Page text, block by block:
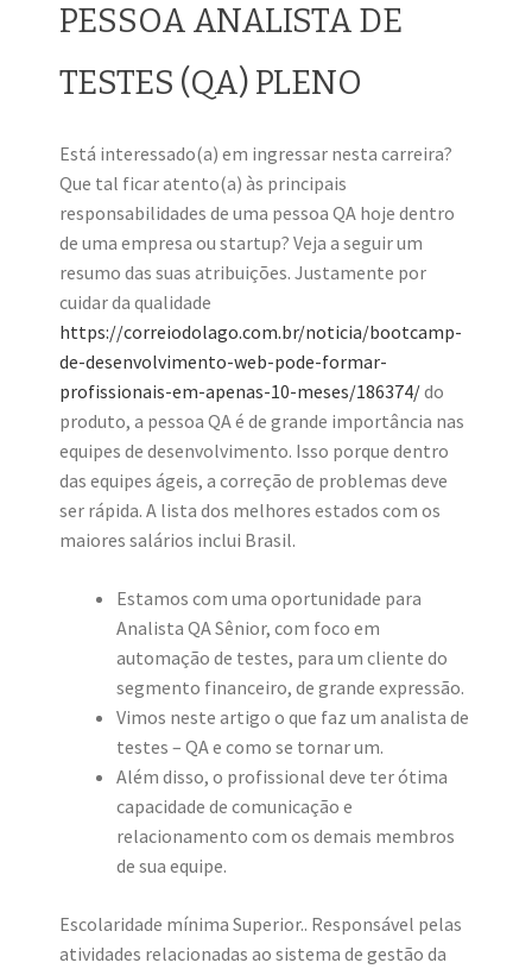
PESSOA ANALISTA DE
TESTES (QA) PLENO
Está interessado(a) em ingressar nesta carreira?
Que tal ficar atento(a) às principais
responsabilidades de uma pessoa QA hoje dentro
de uma empresa ou startup? Veja a seguir um
resumo das suas atribuições. Justamente por
cuidar da qualidade
https://correiodolago.com.br/noticia/bootcamp-
de-desenvolvimento-web-pode-formar-
profissionais-em-apenas-10-meses/186374/do
produto, a pessoa QA é de grande importância nas
equipes de desenvolvimento. Isso porque dentro
das equipes ágeis, a correção de problemas deve
ser rápida. A lista dos melhores estados com os
maiores salários inclui Brasil.
Estamos com uma oportunidade para
Analista QA Sênior, com foco em
automação de testes, para um cliente do
segmento financeiro, de grande expressão.
Vimos neste artigo o que faz um analista de
testes – QA e como se tornar um.
Além disso, o profissional deve ter ótima
capacidade de comunicação e
relacionamento com os demais membros
de sua equipe.
Escolaridade mínima Superior.. Responsável pelas
atividades relacionadas ao sistema de gestão da